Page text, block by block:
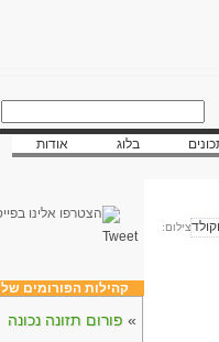
בלוג אודות
צילום:
Tweet
קהילות הפורומים של Cooks
» פורום תזונה נכונה